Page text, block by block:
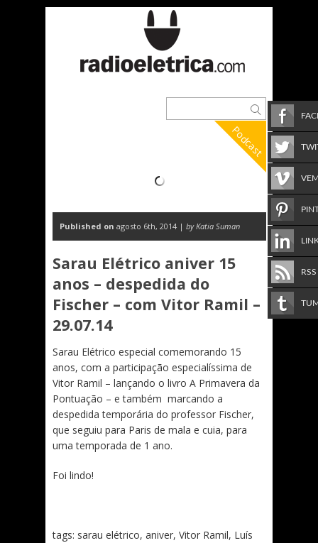
Podcast
Published on agosto 6th, 2014 | by Katia Suman
Sarau Elétrico aniver 15
anos – despedida do
Fischer – com Vitor Ramil –
29.07.14
Sarau Elétrico especial comemorando 15
anos, com a participação especialíssima de
Vitor Ramil – lançando o livro A Primavera da
Pontuação – e também marcando a
despedida temporária do professor Fischer,
que seguiu para Paris de mala e cuia, para
uma temporada de 1 ano.
Foi lindo!
tags: sarau elétrico, aniver, Vitor Ramil, Luís
RSS